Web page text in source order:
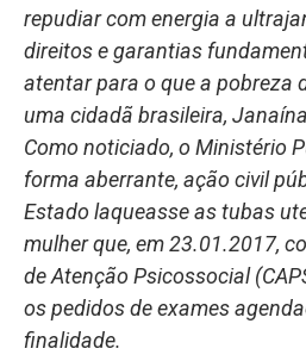
repudiar com energia a
direitos e garantias
atentar para o que a pobreza
uma cidadã brasileira,
Como noticiado, o Ministério
forma aberrante, ação civil
Estado laqueasse as tubas
mulher que, em 23.01.2017,
de Atenção Psicossocial
os pedidos de exames
finalidade.